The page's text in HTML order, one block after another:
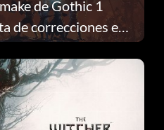
de Gothic 1
de correcciones en